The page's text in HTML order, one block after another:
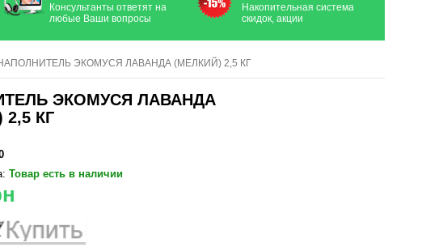
Консультанты ответят на
любые Ваши вопросы
Накопительная система
скидок, акции
ЭКОМУСЯ ЛАВАНДА (МЕЛКИЙ) 2,5 КГ
ЭКОМУСЯ ЛАВАНДА
КГ
Товар есть в наличии